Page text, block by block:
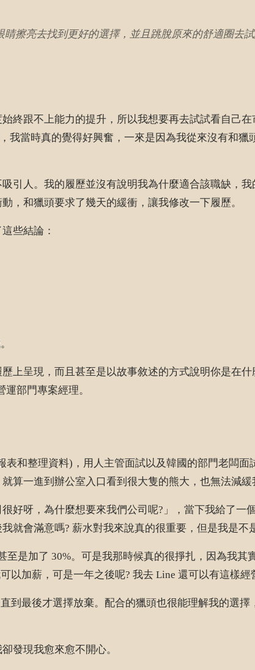
擦亮去找到更好的選擇，並且跳脫原來的舒適圈去試
終跟不上能力的提升，所以我想要再去試試看自己
當時真的覺得好興奮，一來是因為我從來沒有和
引人。我的履歷並沒有說明我為什麼適合該職缺，
，和獵頭要求了幾天的緩衝，讓我修改一下履歷。
些結論：
上呈現，而且甚至是以故事敘述的方式說明你是在
部門專案經理。
和整理資料)，用人主管面試以及韓國的部門老闆
算一進到辦公室入口看到很大隻的熊大，也無法減緩
好呀，為什麼想要來我們公司呢?」，當下我給了一
就會滿意嗎? 薪水對我來說真的很重要，但是我是不
是加了 30%。可是我那時候真的很掙扎，因為我其
加薪，可是一年之後呢? 我去 Line 還可以有這樣經
到最後才選擇放棄。配合的獵頭也很能理解我的選
發現我愈來愈不開心。